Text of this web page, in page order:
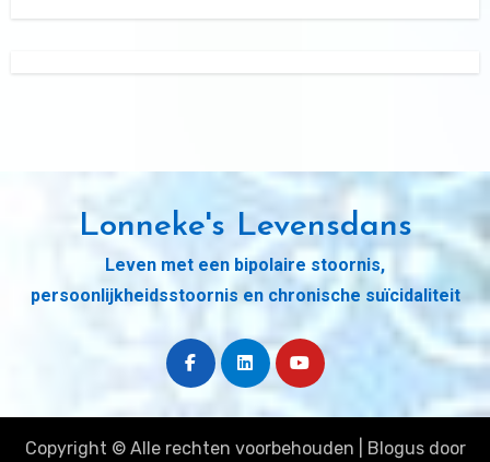
Lonneke's Levensdans
Leven met een bipolaire stoornis,
persoonlijkheidsstoornis en chronische suïcidaliteit
Copyright © Alle rechten voorbehouden Blogusdoor